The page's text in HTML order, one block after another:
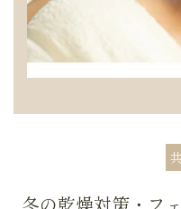
冬の乾燥対策・フ